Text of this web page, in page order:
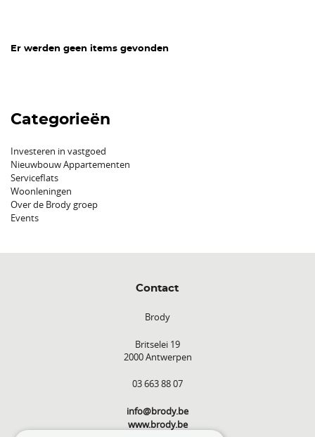
Er werden geen items gevonden
Categorieën
Investeren in vastgoed
Nieuwbouw Appartementen
Serviceflats
Woonleningen
Over de Brody groep
Events
Contact
Brody
Britselei 19
2000 Antwerpen
03 663 88 07
info@brody.be
www.brody.be